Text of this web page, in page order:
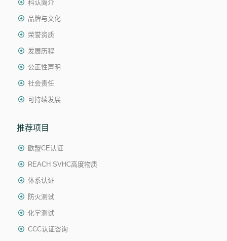
科认简介
品牌与文化
荣誉资质
发展历程
公正性声明
社会责任
可持续发展
推荐项目
欧盟CE认证
REACH SVHC高度物质
体系认证
防火测试
化学测试
CCC认证咨询